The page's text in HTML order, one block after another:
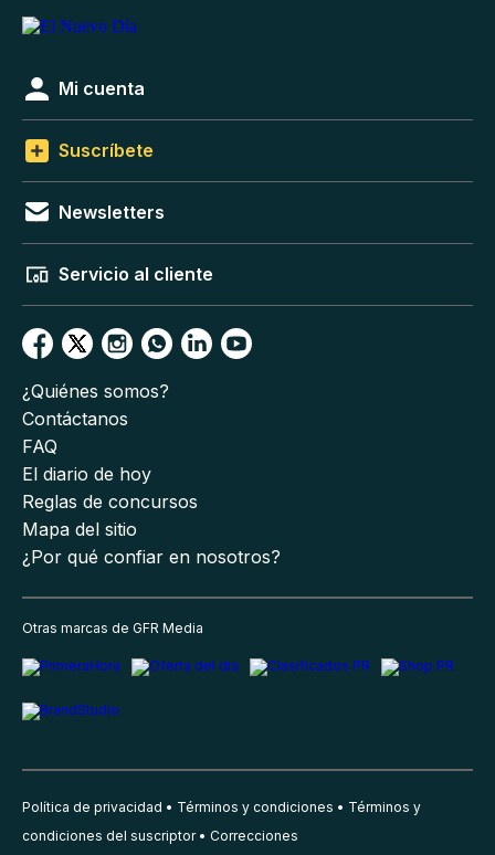
Mi cuenta
Suscríbete
Newsletters
Servicio al cliente
¿Quiénes somos?
Contáctanos
FAQ
El diario de hoy
Reglas de concursos
Mapa del sitio
¿Por qué confiar en nosotros?
Otras marcas de GFR Media
Política de privacidad Términos y condiciones
Términos y
condiciones del suscriptor
Correcciones